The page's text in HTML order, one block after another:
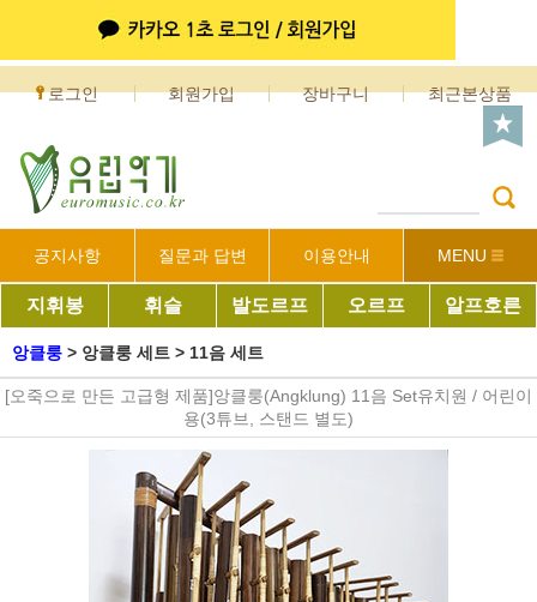
로그인 회원가입 장바구니 최근본상품
공지사항 질문과 답변 이용안내 MENU
지휘봉 휘슬 발도르프 오르프 알프호른
앙클룽 > 앙클룽 세트 > 11음 세트
[오죽으로 만든 고급형 제품]앙클룽(Angklung) 11음 Set유치원 / 어린이
용(3튜브, 스탠드 별도)